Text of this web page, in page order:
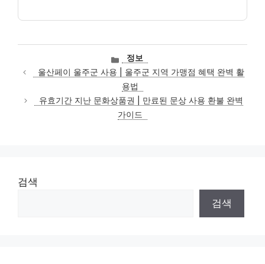
카
테
고
리
정보
울산페이 울주군 사용 | 울주군 지역 가맹점 혜택 완벽 활
용법
유효기간 지난 문화상품권 | 만료된 문상 사용 환불 완벽
가이드
검색
검색